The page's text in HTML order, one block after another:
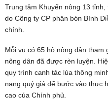
Trung tâm Khuyến nông 13
do Công ty CP phân bón Bình
chính.
Mỗi vụ có 65 hộ nông dân tham
nông dân đã được rèn luyện.
quy trình canh tác lúa thông
nang quý giá để bước vào thực
cao của Chính phủ.